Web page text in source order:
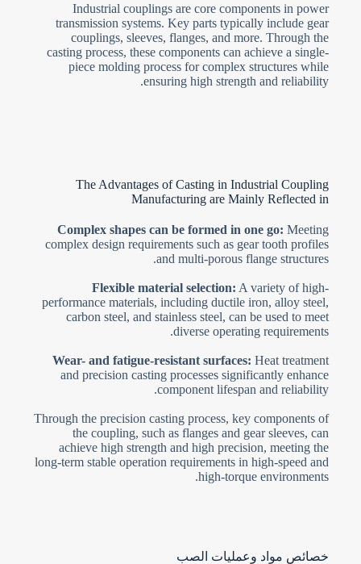
Industrial couplings are core components in power
transmission systems. Key parts typically include gear
couplings, sleeves, flanges, and more. Through the
casting process, these components can achieve a single-
piece molding process for complex structures while
ensuring high strength and reliability.
The Advantages of Casting in Industrial Coupling
Manufacturing are Mainly Reflected in
Complex shapes can be formed in one go: Meeting
complex design requirements such as gear tooth profiles
and multi-porous flange structures.
Flexible material selection: A variety of high-
performance materials, including ductile iron, alloy steel,
carbon steel, and stainless steel, can be used to meet
diverse operating requirements.
Wear- and fatigue-resistant surfaces: Heat treatment
and precision casting processes significantly enhance
component lifespan and reliability.
Through the precision casting process, key components of
the coupling, such as flanges and gear sleeves, can
achieve high strength and high precision, meeting the
long-term stable operation requirements in high-speed and
high-torque environments.
خصائص مواد وعمليات الصب